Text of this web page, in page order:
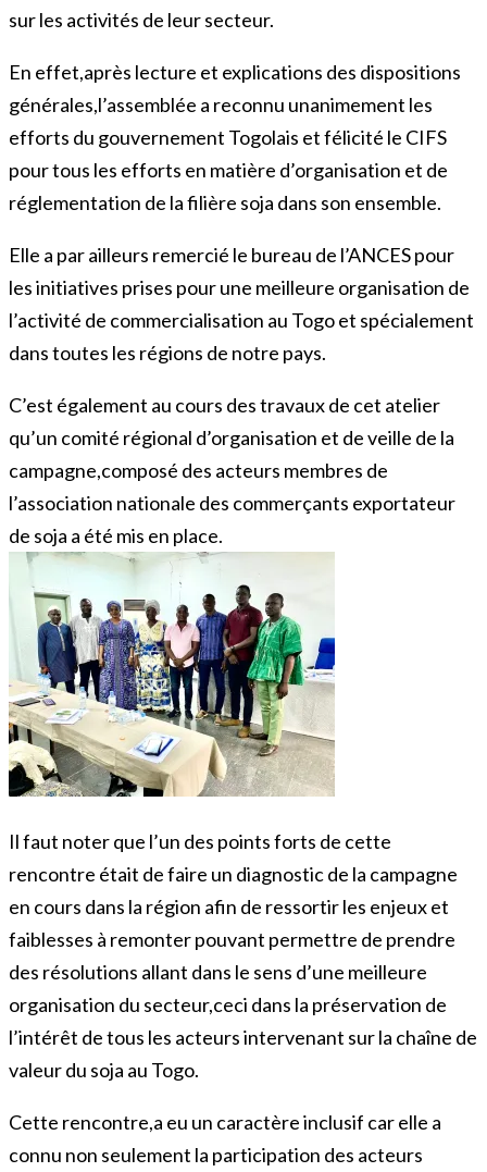
sur les activités de leur secteur.
En effet,après lecture et explications des dispositions
générales,l’assemblée a reconnu unanimement les
efforts du gouvernement Togolais et félicité le CIFS
pour tous les efforts en matière d’organisation et de
réglementation de la filière soja dans son ensemble.
Elle a par ailleurs remercié le bureau de l’ANCES pour
les initiatives prises pour une meilleure organisation de
l’activité de commercialisation au Togo et spécialement
dans toutes les régions de notre pays.
C’est également au cours des travaux de cet atelier
qu’un comité régional d’organisation et de veille de la
campagne,composé des acteurs membres de
l’association nationale des commerçants exportateur
de soja a été mis en place.
Il faut noter que l’un des points forts de cette
rencontre était de faire un diagnostic de la campagne
en cours dans la région afin de ressortir les enjeux et
faiblesses à remonter pouvant permettre de prendre
des résolutions allant dans le sens d’une meilleure
organisation du secteur,ceci dans la préservation de
l’intérêt de tous les acteurs intervenant sur la chaîne de
valeur du soja au Togo.
Cette rencontre,a eu un caractère inclusif car elle a
connu non seulement la participation des acteurs